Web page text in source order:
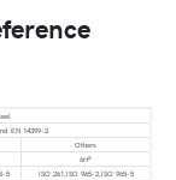
EN 14399-2
Others
6Ha
5
ISO 261,ISO 965-2,ISO 965-5